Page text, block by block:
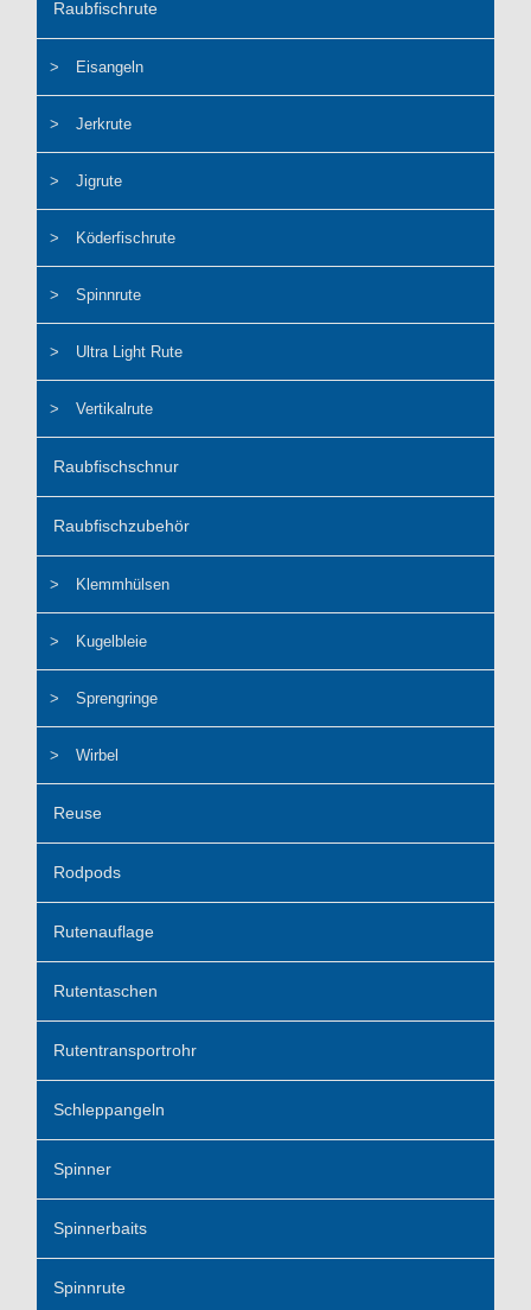
Raubfischrute
Eisangeln
Jerkrute
Jigrute
Köderfischrute
Spinnrute
Ultra Light Rute
Vertikalrute
Raubfischschnur
Raubfischzubehör
Klemmhülsen
Kugelbleie
Sprengringe
Wirbel
Reuse
Rodpods
Rutenauflage
Rutentaschen
Rutentransportrohr
Schleppangeln
Spinner
Spinnerbaits
Spinnrute